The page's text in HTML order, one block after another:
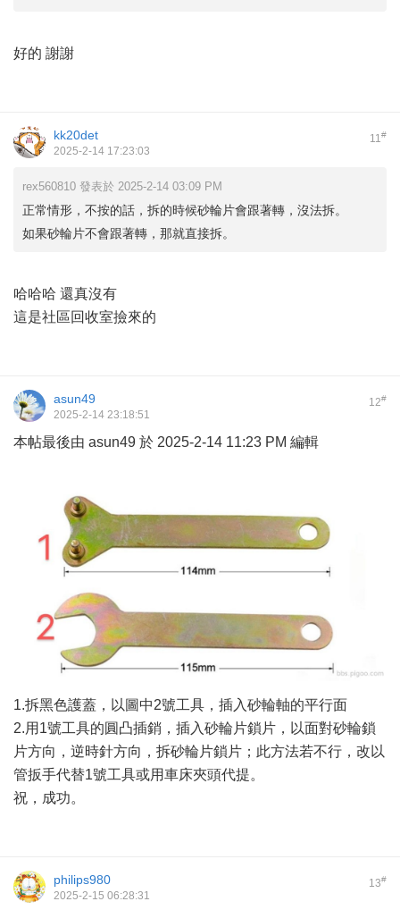
好的 謝謝
11#
kk20det
2025-2-14 17:23:03
rex560810 發表於 2025-2-14 03:09 PM
正常情形，不按的話，拆的時候砂輪片會跟著轉，沒法拆。
如果砂輪片不會跟著轉，那就直接拆。
哈哈哈 還真沒有
這是社區回收室撿來的
12#
asun49
2025-2-14 23:18:51
本帖最後由 asun49 於 2025-2-14 11:23 PM 編輯
1.拆黑色護蓋，以圖中2號工具，插入砂輪軸的平行面
2.用1號工具的圓凸插銷，插入砂輪片鎖片，以面對砂輪鎖
片方向，逆時針方向，拆砂輪片鎖片；此方法若不行，改以
管扳手代替1號工具或用車床夾頭代提。
祝，成功。
13#
philips980
2025-2-15 06:28:31